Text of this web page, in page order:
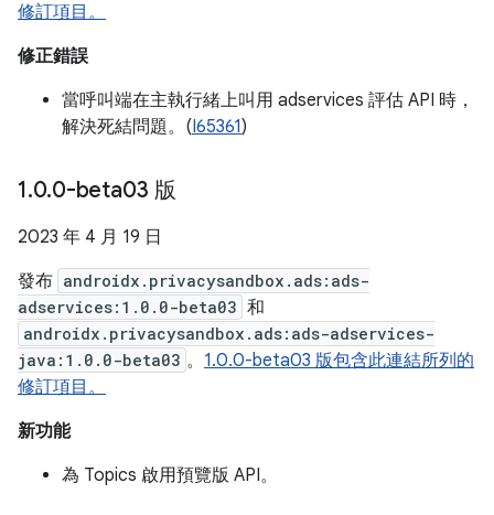
修訂項目。
修正錯誤
當呼叫端在主執行緒上叫用 adservices 評估 API 時，
解決死結問題。(I65361)
1.0.0-beta03 版
2023 年 4 月 19 日
發布 androidx.privacysandbox.ads:ads-
adservices:1.0.0-beta03 和
androidx.privacysandbox.ads:ads-adservices-
java:1.0.0-beta03 。 1.0.0-beta03 版包含此連結所列的
修訂項目。
新功能
為 Topics 啟用預覽版 API。